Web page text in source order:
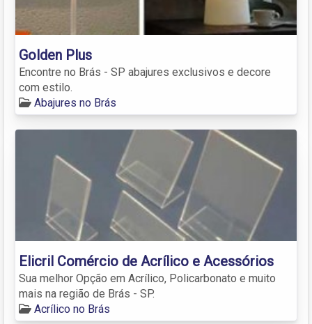
Golden Plus
Encontre no Brás - SP abajures exclusivos e decore
com estilo.
Abajures no Brás
Elicril Comércio de Acrílico e Acessórios
Sua melhor Opção em Acrílico, Policarbonato e muito
mais na região de Brás - SP.
Acrílico no Brás